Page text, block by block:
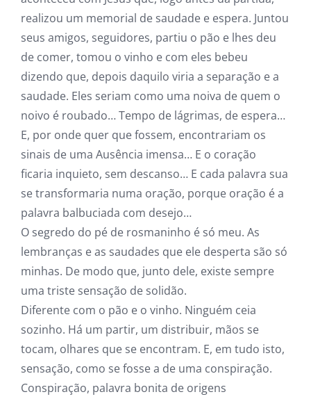
realizou um memorial de saudade e espera. Juntou
seus amigos, seguidores, partiu o pão e lhes deu
de comer, tomou o vinho e com eles bebeu
dizendo que, depois daquilo viria a separação e a
saudade. Eles seriam como uma noiva de quem o
noivo é roubado… Tempo de lágrimas, de espera…
E, por onde quer que fossem, encontrariam os
sinais de uma Ausência imensa… E o coração
ficaria inquieto, sem descanso… E cada palavra sua
se transformaria numa oração, porque oração é a
palavra balbuciada com desejo…
O segredo do pé de rosmaninho é só meu. As
lembranças e as saudades que ele desperta são só
minhas. De modo que, junto dele, existe sempre
uma triste sensação de solidão.
Diferente com o pão e o vinho. Ninguém ceia
sozinho. Há um partir, um distribuir, mãos se
tocam, olhares que se encontram. E, em tudo isto,
sensação, como se fosse a de uma conspiração.
Conspiração, palavra bonita de origens